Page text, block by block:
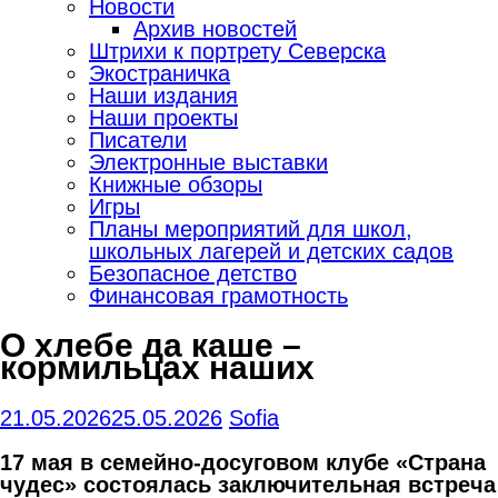
Новости
Архив новостей
Штрихи к портрету Северска
Экостраничка
Наши издания
Наши проекты
Писатели
Электронные выставки
Книжные обзоры
Игры
Планы мероприятий для школ,
школьных лагерей и детских садов
Безопасное детство
Финансовая грамотность
О хлебе да каше –
кормильцах наших
21.05.202625.05.2026 Sofia
17 мая в семейно-досуговом клубе «Страна
чудес» состоялась заключительная встреча